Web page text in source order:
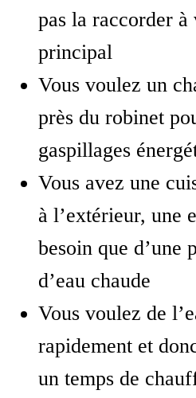
pas la raccorder
principal
Vous voulez un
près du robinet
gaspillages
Vous avez une
à l’extérieur, une
besoin que d’une
d’eau chaude
Vous voulez de
rapidement et
un temps de